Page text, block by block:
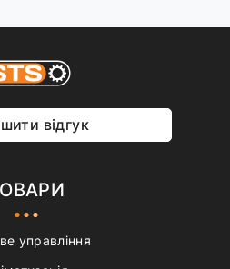
відгук
управління